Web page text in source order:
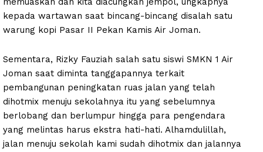
kepada wartawan saat bincang-bincang disalah satu
warung kopi Pasar II Pekan Kamis Air Joman.
Sementara, Rizky Fauziah salah satu siswi SMKN 1 Air
Joman saat diminta tanggapannya terkait
pembangunan peningkatan ruas jalan yang telah
dihotmix menuju sekolahnya itu yang sebelumnya
berlobang dan berlumpur hingga para pengendara
yang melintas harus ekstra hati-hati. Alhamdulillah,
jalan menuju sekolah kami sudah dihotmix dan jalannya